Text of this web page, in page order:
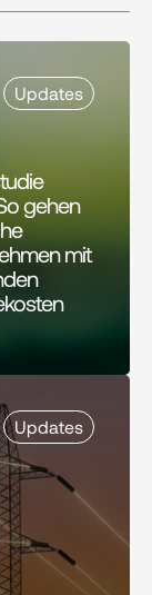
Updates
gehen
mit
Updates